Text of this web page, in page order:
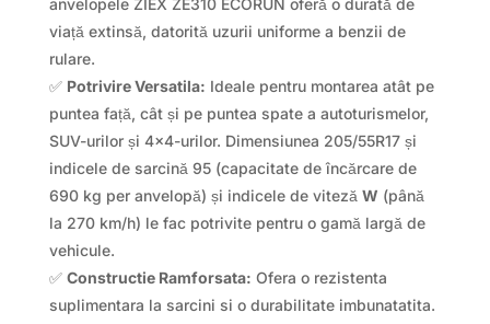
anvelopele ZIEX ZE310 ECORUN oferă o durată de
viață extinsă, datorită uzurii uniforme a benzii de
rulare.
✅ Potrivire Versatila: Ideale pentru montarea atât pe
puntea față, cât și pe puntea spate a autoturismelor,
SUV-urilor și 4×4-urilor. Dimensiunea 205/55R17 și
indicele de sarcină 95 (capacitate de încărcare de
690 kg per anvelopă) și indicele de viteză W (până
la 270 km/h) le fac potrivite pentru o gamă largă de
vehicule.
✅ Constructie Ramforsata: Ofera o rezistenta
suplimentara la sarcini si o durabilitate imbunatatita.